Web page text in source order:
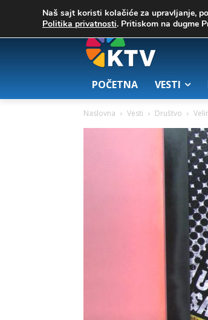
25.7 Zrenjanin 02. август
POČETNA VESTI
Naslovna Vesti Društvo
Naš sajt koristi kolačiće za upravljanje,
Politika privatnosti. Pritiskom na dugme